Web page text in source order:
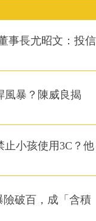
事長尤昭文：投信
風暴？陳威良揭
小孩使用3C？他
險破百，成「含積